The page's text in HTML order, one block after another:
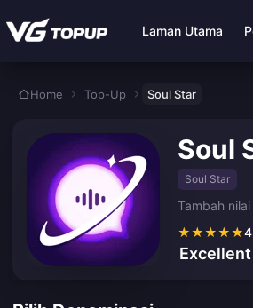
Laman Utama
Home Top-Up Soul Star
Soul
Soul Star
Tambah
★★★★★
Excellent